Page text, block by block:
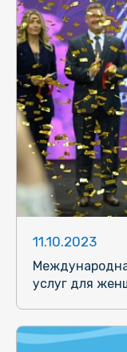
11.10.2023
услуг для